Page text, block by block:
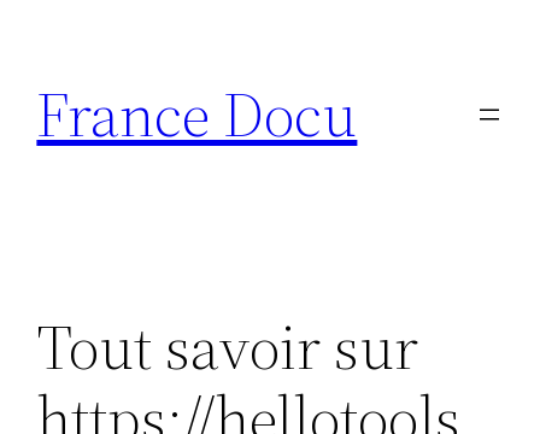
contenu
France Docu
Tout savoir sur